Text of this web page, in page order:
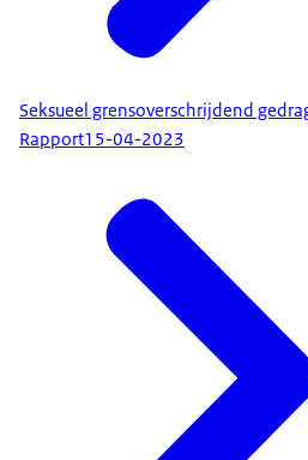
Seksueel grensoverschrijdend
Rapport15-04-2023